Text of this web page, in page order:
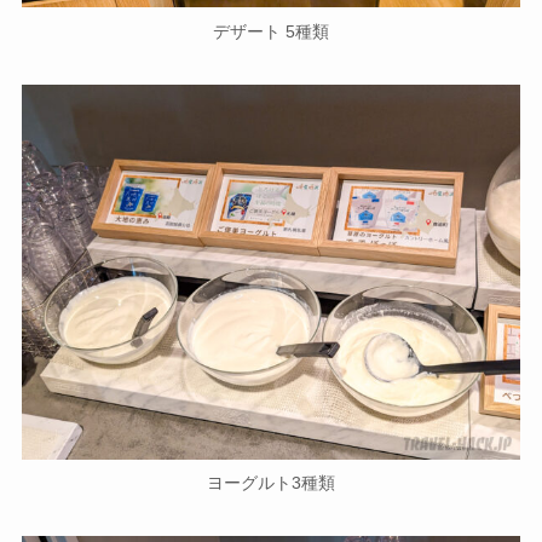
デザート 5種類
ヨーグルト3種類